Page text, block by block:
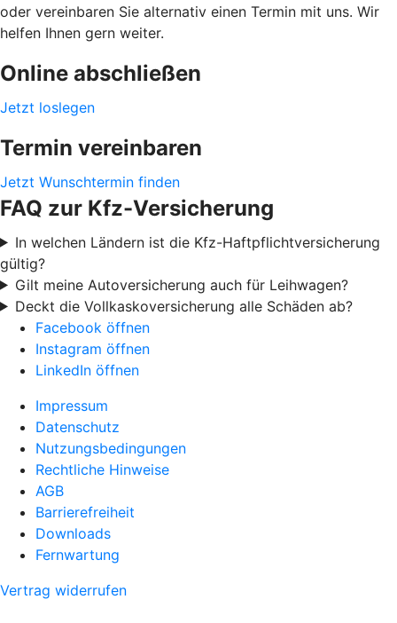
oder vereinbaren Sie alternativ einen Termin mit uns. Wir
helfen Ihnen gern weiter.
Online abschließen
Jetzt loslegen
Termin vereinbaren
Jetzt Wunschtermin finden
FAQ zur Kfz-Versicherung
In welchen Ländern ist die Kfz-Haftpflichtversicherung
gültig?
Gilt meine Autoversicherung auch für Leihwagen?
Deckt die Vollkaskoversicherung alle Schäden ab?
Facebook öffnen
Instagram öffnen
LinkedIn öffnen
Impressum
Datenschutz
Nutzungsbedingungen
Rechtliche Hinweise
AGB
Barrierefreiheit
Downloads
Fernwartung
Vertrag widerrufen